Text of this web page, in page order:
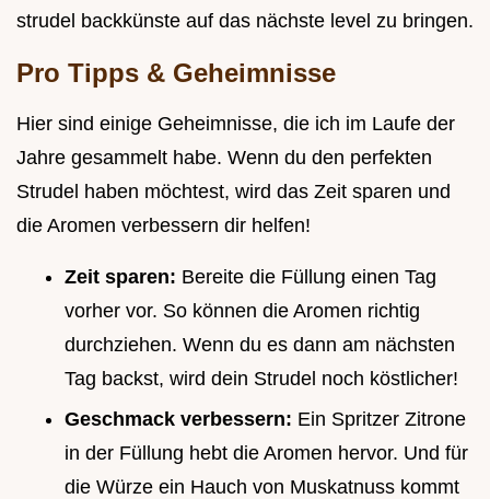
strudel backkünste auf das nächste level zu bringen.
Pro Tipps & Geheimnisse
Hier sind einige Geheimnisse, die ich im Laufe der
Jahre gesammelt habe. Wenn du den perfekten
Strudel haben möchtest, wird das Zeit sparen und
die Aromen verbessern dir helfen!
Zeit sparen: Bereite die Füllung einen Tag
vorher vor. So können die Aromen richtig
durchziehen. Wenn du es dann am nächsten
Tag backst, wird dein Strudel noch köstlicher!
Geschmack verbessern: Ein Spritzer Zitrone
in der Füllung hebt die Aromen hervor. Und für
die Würze ein Hauch von Muskatnuss kommt